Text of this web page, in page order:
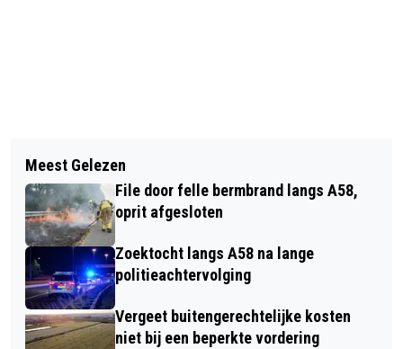
CONTAINER MET AFVAL IN BRAND OP
VELDHOVENRING
KAMPVUUR MOGELIJK OORZAAK VAN
BRAND LANGS MEIJERIJPAD
Meest Gelezen
File door felle bermbrand langs A58,
oprit afgesloten
Zoektocht langs A58 na lange
politieachtervolging
Vergeet buitengerechtelijke kosten
niet bij een beperkte vordering